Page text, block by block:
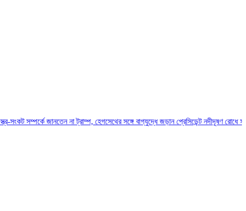
জানতেন না ট্রাম্প, হেগসেথের সঙ্গে বাগ্‌যুদ্ধে জড়ান প্রেসিডেন্টনদীদূষণ রোধে সমন্বিত